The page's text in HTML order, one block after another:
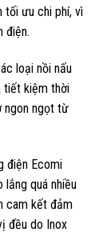
tối ưu chi phí, vì
điện.
loại nồi nấu
tiết kiệm thời
ngon ngọt từ
điện Ecomi
lắng quá nhiều
cam kết đảm
đều do Inox